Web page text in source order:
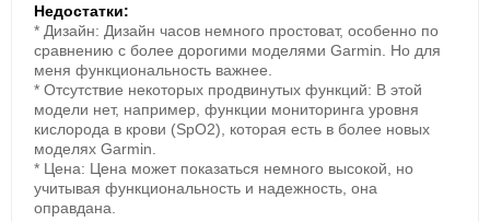
Расширенные функции плавания
Записывает дистанцию, темп, гребки, тип гребка,
Недостатки:
* Дизайн: Дизайн часов немного простоват, особенно по
сравнению с более дорогими моделями Garmin. Но для
меня функциональность важнее.
* Отсутствие некоторых продвинутых функций: В этой
модели нет, например, функции мониторинга уровня
кислорода в крови (SpO2), которая есть в более новых
моделях Garmin.
* Цена: Цена может показаться немного высокой, но
учитывая функциональность и надежность, она
оправдана.